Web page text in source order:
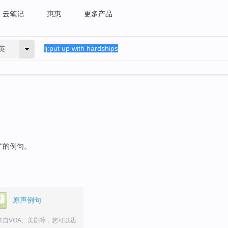
云笔记 惠惠 更多产品
"的例句。
原声例句
自VOA、美剧等，您可以边